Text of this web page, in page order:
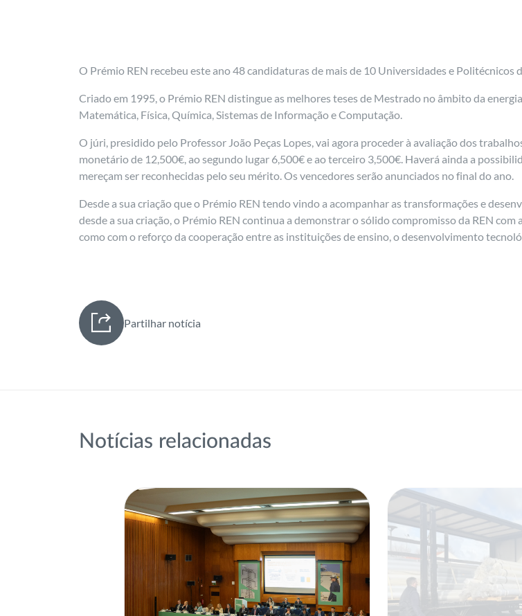
O Prémio REN recebeu este ano 48 candidaturas de mais de 10 Universidades e
Criado em 1995, o Prémio REN distingue as melhores teses de Mestrado no âmbito da
Matemática, Física, Química, Sistemas de Informação e Computação.
O júri, presidido pelo Professor João Peças Lopes, vai agora proceder à avaliação dos
monetário de 12,500€, ao segundo lugar 6,500€ e ao terceiro 3,500€. Haverá ainda a
mereçam ser reconhecidas pelo seu mérito. Os vencedores serão anunciados no final do ano.
Desde a sua criação que o Prémio REN tendo vindo a acompanhar as transformações e
desde a sua criação, o Prémio REN continua a demonstrar o sólido compromisso da REN
como com o reforço da cooperação entre as instituições de ensino, o desenvolvimento
Partilhar notícia
Notícias relacionadas